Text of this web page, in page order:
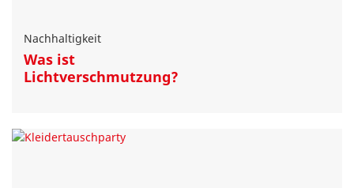
Nachhaltigkeit
Was ist
Lichtverschmutzung?